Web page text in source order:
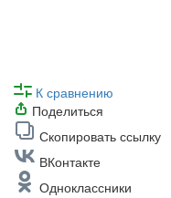
К сравнению
Поделиться
Скопировать ссылку
ВКонтакте
Одноклассники